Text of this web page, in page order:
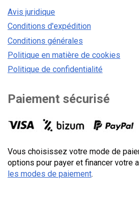
Avis juridique
Conditions d'expédition
Conditions générales
Politique en matière de cookies
Politique de confidentialité
Paiement sécurisé
Vous choisissez votre mode de
options pour payer et financer votre
les modes de paiement.